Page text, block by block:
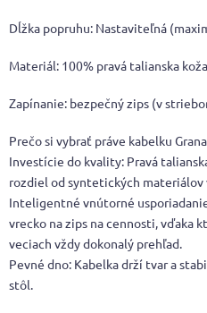
Dĺžka popruhu: Nastaviteľná
Materiál: 100% pravá talianska
Zapínanie: bezpečný zips (v
Prečo si vybrať práve kabelku
Investície do kvality: Pravá
rozdiel od syntetických materiálov
Inteligentné vnútorné
vrecko na zips na cennosti, vďaka
veciach vždy dokonalý prehľad.
Pevné dno: Kabelka drží tvar a
stôl.